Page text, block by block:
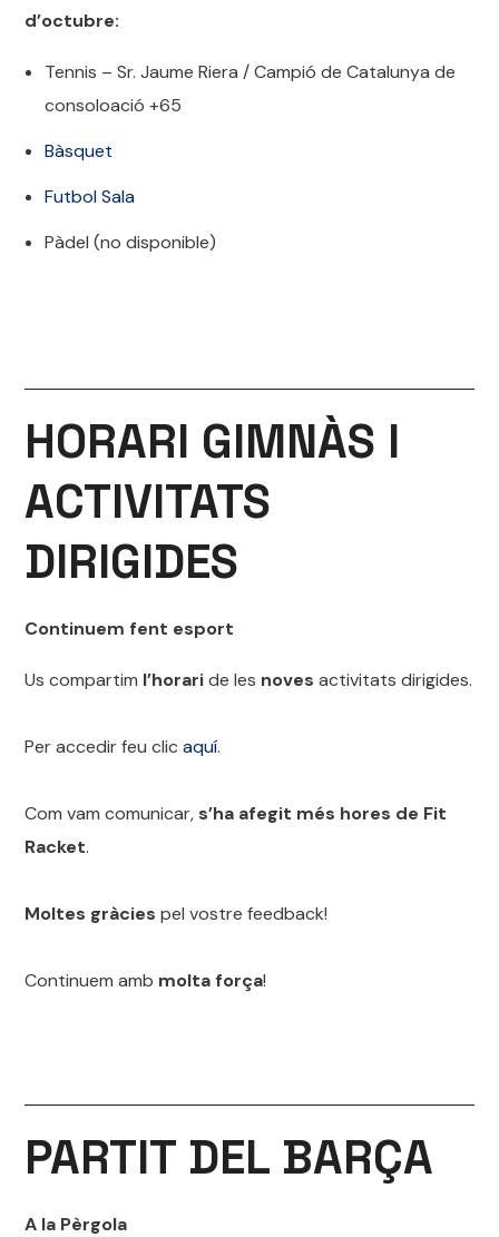
d’octubre:
Tennis – Sr. Jaume Riera / Campió de Catalunya de
consoloació +65
Bàsquet
Futbol Sala
Pàdel (no disponible)
HORARI GIMNÀS I
ACTIVITATS
DIRIGIDES
Continuem fent esport
Us compartim l’horaride les noves activitats dirigides.
Per accedir feu clicaquí.
Com vam comunicar, s’ha afegit més hores de Fit
Racket.
Moltes gràcies pel vostre feedback!
Continuem amb molta força!
PARTIT DEL BARÇA
A la Pèrgola